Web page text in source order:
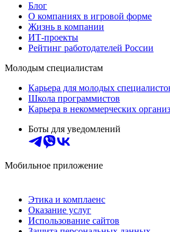
Блог
О компаниях в игровой форме
Жизнь в компании
ИТ-проекты
Рейтинг работодателей России
Молодым специалистам
Карьера для молодых
Школа программистов
Карьера в некоммерческих
Боты для уведомлений
Мобильное приложение
Этика и комплаенс
Оказание услуг
Использование сайтов